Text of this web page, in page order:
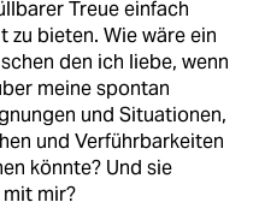
Treue einfach
zu bieten. Wie wäre ein
den ich liebe, wenn
meine spontan
und Situationen,
und Verführbarkeiten
könnte? Und sie
mir?